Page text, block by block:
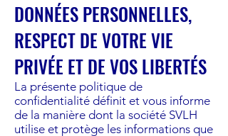
DONNÉES PERSONNELLES,
RESPECT DE VOTRE VIE
PRIVÉE ET DE VOS LIBERTÉS
La présente politique de
confidentialité définit et vous informe
de la manière dont la société SVLH
utilise et protège les informations que